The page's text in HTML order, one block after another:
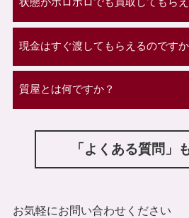
現金はすぐ渡してもらえるのですか
質屋とは何ですか？
「よくある質問」
お気軽にお問い合わせください